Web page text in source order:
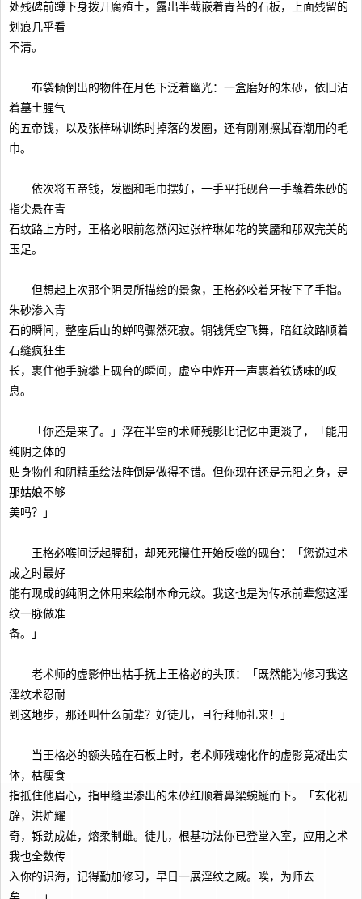
处残碑前蹲下身拨开腐殖土，露出半截嵌着青苔的石板，上面残留的
划痕几乎看
不清。
布袋倾倒出的物件在月色下泛着幽光：一盒磨好的朱砂，依旧沾
着墓土腥气
的五帝钱，以及张梓琳训练时掉落的发圈，还有刚刚擦拭春潮用的毛
巾。
依次将五帝钱，发圈和毛巾摆好，一手平托砚台一手蘸着朱砂的
指尖悬在青
石纹路上方时，王格必眼前忽然闪过张梓琳如花的笑靥和那双完美的
玉足。
但想起上次那个阴灵所描绘的景象，王格必咬着牙按下了手指。
朱砂渗入青
石的瞬间，整座后山的蝉鸣骤然死寂。铜钱凭空飞舞，暗红纹路顺着
石缝疯狂生
长，裹住他手腕攀上砚台的瞬间，虚空中炸开一声裹着铁锈味的叹
息。
「你还是来了。」浮在半空的术师残影比记忆中更淡了，「能用
纯阴之体的
贴身物件和阴精重绘法阵倒是做得不错。但你现在还是元阳之身，是
那姑娘不够
美吗？」
王格必喉间泛起腥甜，却死死攥住开始反噬的砚台：「您说过术
成之时最好
能有现成的纯阴之体用来绘制本命元纹。我这也是为传承前辈您这淫
纹一脉做准
备。」
老术师的虚影伸出枯手抚上王格必的头顶：「既然能为修习我这
淫纹术忍耐
到这地步，那还叫什么前辈？好徒儿，且行拜师礼来！」
当王格必的额头磕在石板上时，老术师残魂化作的虚影竟凝出实
体，枯瘦食
指抵住他眉心，指甲缝里渗出的朱砂红顺着鼻梁蜿蜒而下。「玄化初
辟，洪炉耀
奇，铄劲成雄，熔柔制雌。徒儿，根基功法你已登堂入室，应用之术
我也全数传
入你的识海，记得勤加修习，早日一展淫纹之威。唉，为师去